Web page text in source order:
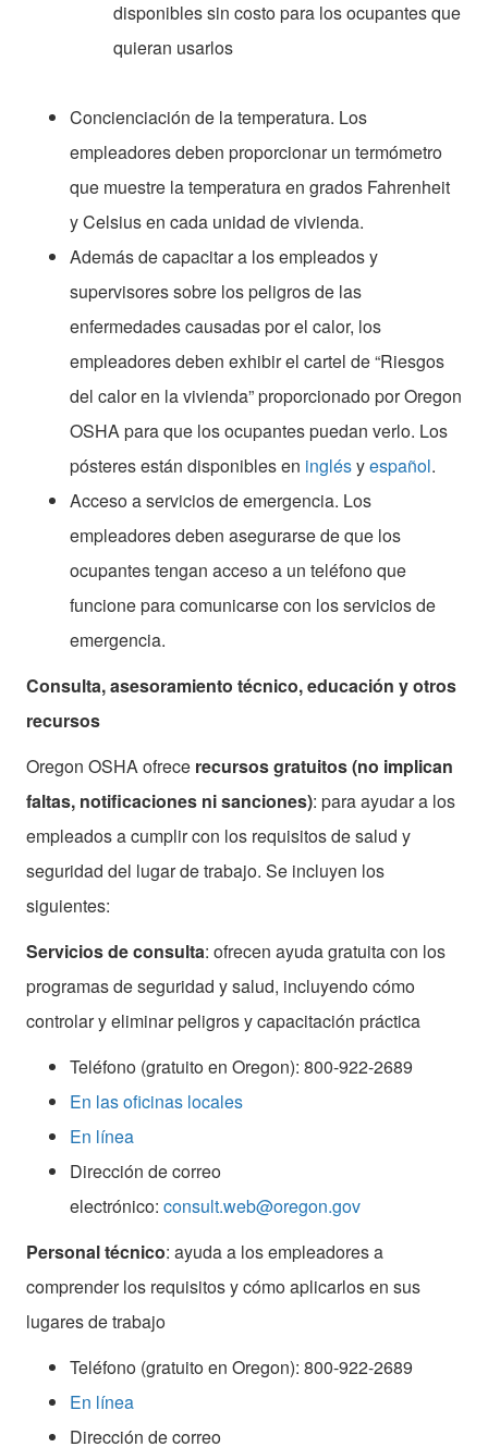
disponibles sin costo para los ocupantes que
quieran usarlos
Concienciación de la temperatura. Los
empleadores deben proporcionar un termómetro
que muestre la temperatura en grados Fahrenheit
y Celsius en cada unidad de vivienda.
Además de capacitar a los empleados y
supervisores sobre los peligros de las
enfermedades causadas por el calor, los
empleadores deben exhibir el cartel de “Riesgos
del calor en la vivienda” proporcionado por Oregon
OSHA para que los ocupantes puedan verlo. Los
pósteres están disponibles en inglésyespañol.
Acceso a servicios de emergencia. Los
empleadores deben asegurarse de que los
ocupantes tengan acceso a un teléfono que
funcione para comunicarse con los servicios de
emergencia.
Consulta, asesoramiento técnico, educación y otros
recursos
Oregon OSHA ofrece recursos gratuitos (no implican
faltas, notificaciones ni sanciones): para ayudar a los
empleados a cumplir con los requisitos de salud y
seguridad del lugar de trabajo. Se incluyen los
siguientes:
Servicios de consulta: ofrecen ayuda gratuita con los
programas de seguridad y salud, incluyendo cómo
controlar y eliminar peligros y capacitación práctica
Teléfono (gratuito en Oregon): 800-922-2689
En las oficinas locales
En línea
Dirección de correo
electrónico: consult.web@oregon.gov
Personal técnico: ayuda a los empleadores a
comprender los requisitos y cómo aplicarlos en sus
lugares de trabajo
Teléfono (gratuito en Oregon): 800-922-2689
En línea
Dirección de correo